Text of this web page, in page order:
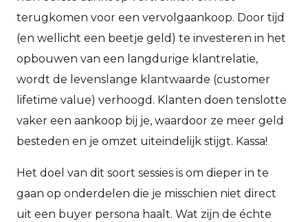
terugkomen voor een vervolgaankoop. Door tijd
(en wellicht een beetje geld) te investeren in het
opbouwen van een langdurige klantrelatie,
wordt de levenslange klantwaarde (customer
lifetime value) verhoogd. Klanten doen tenslotte
vaker een aankoop bij je, waardoor ze meer geld
besteden en je omzet uiteindelijk stijgt. Kassa!
Het doel van dit soort sessies is om dieper in te
gaan op onderdelen die je misschien niet direct
uit een buyer persona haalt. Wat zijn de échte